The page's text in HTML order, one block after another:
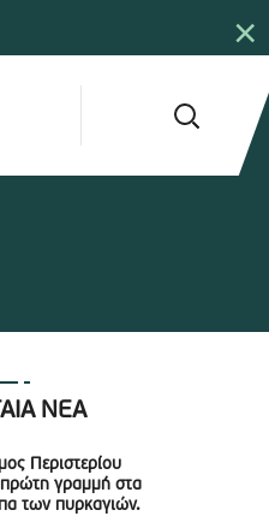
ΝΕΑ
Περιστερίου
γραμμή στα
των πυρκαγιών.
×